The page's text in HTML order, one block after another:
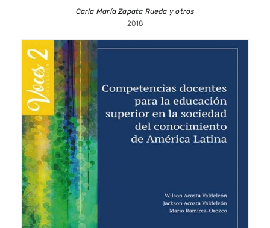
Carla María Zapata Rueda y otros
2018